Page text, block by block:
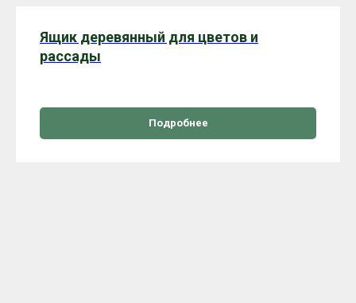
Ящик деревянный для цветов и
рассады
Подробнее